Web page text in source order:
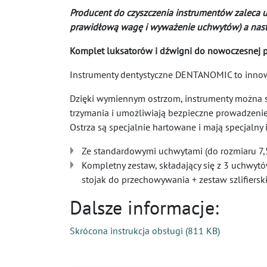
Producent do czyszczenia instrumentów
prawidłową wagę i wyważenie uchwytów) a
Komplet luksatorów i dźwigni do nowoczesnej
Instrumenty dentystyczne DENTANOMIC to
Dzięki wymiennym ostrzom, instrumenty
trzymania i umożliwiają bezpieczne
Ostrza są specjalnie hartowane i mają
Ze standardowymi uchwytami (do rozmiaru
Kompletny zestaw, składający się z 3
stojak do przechowywania + zestaw szlifierski
Dalsze informacje:
Skrócona instrukcja obsługi (811 KB)